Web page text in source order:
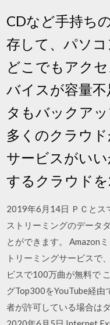
CDなど手持ち
存して、パソ
どこでもアク
バイスが容量
タもバックア
多くのクラウ
サービスがい
するクラウドを
2019年6月14日 ＰＣとス
ストリーミングのデータ
とができます。 Amazon
トリーミングサービスで
ビスで100万曲が無料で
グTop300をYouTube経由
者が許可している場合は